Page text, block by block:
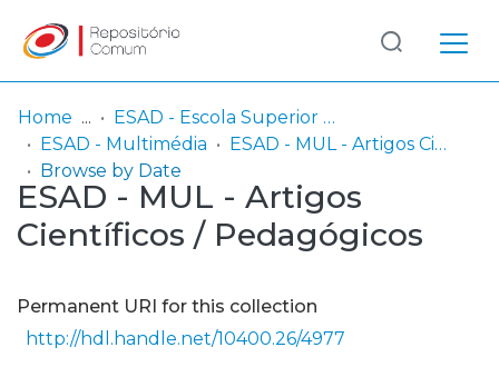
Communities
& Collections
Browse repository
Entities
Log
In
(current)
Home
ESAD - Escola Superior de Artes e Design
ESAD - Multimédia
ESAD - MUL - Artigos Científicos / Pedagógicos
Browse by Date
ESAD - MUL - Artigos
Científicos / Pedagógicos
Permanent URI for this collection
http://hdl.handle.net/10400.26/4977